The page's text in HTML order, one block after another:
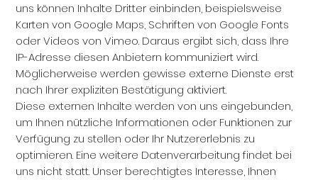
uns können Inhalte Dritter einbinden, beispielsweise
Karten von Google Maps, Schriften von Google Fonts
oder Videos von Vimeo. Daraus ergibt sich, dass Ihre
IP-Adresse diesen Anbietern kommuniziert wird.
Möglicherweise werden gewisse externe Dienste erst
nach Ihrer expliziten Bestätigung aktiviert.
Diese externen Inhalte werden von uns eingebunden,
um Ihnen nützliche Informationen oder Funktionen zur
Verfügung zu stellen oder Ihr Nutzererlebnis zu
optimieren. Eine weitere Datenverarbeitung findet bei
uns nicht statt. Unser berechtigtes Interesse, Ihnen